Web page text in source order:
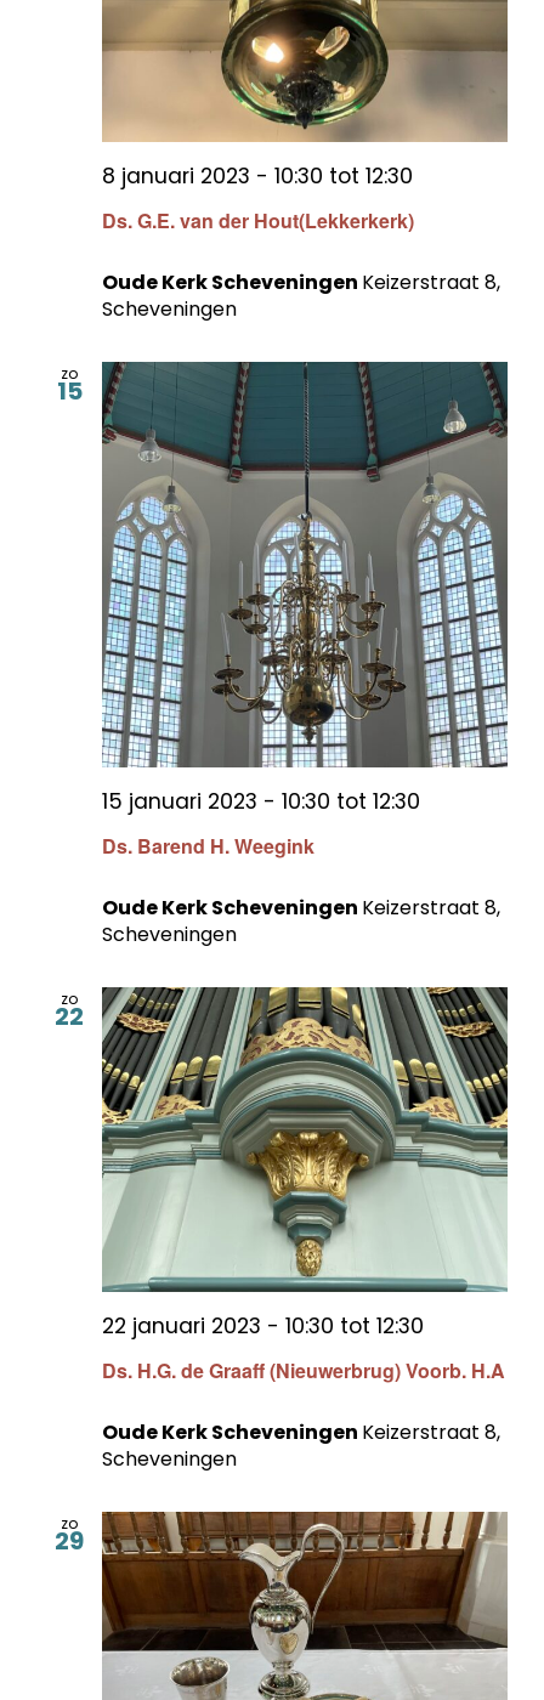
Ds. G.E. van der Hout(Lekkerkerk)
8 januari 2023 - 10:30 tot 12:30
Oude Kerk Scheveningen Keizerstraat 8,
Scheveningen
zo
15
Ds. Barend H. Weegink
15 januari 2023 - 10:30 tot 12:30
Oude Kerk Scheveningen Keizerstraat 8,
Scheveningen
zo
22
Ds. H.G. de Graaff (Nieuwerbrug) Voorb. H.A
22 januari 2023 - 10:30 tot 12:30
Oude Kerk Scheveningen Keizerstraat 8,
Scheveningen
zo
29